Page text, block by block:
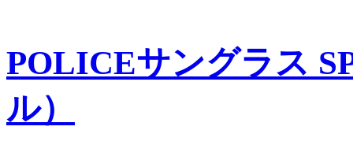
POLICEサングラス
ル）